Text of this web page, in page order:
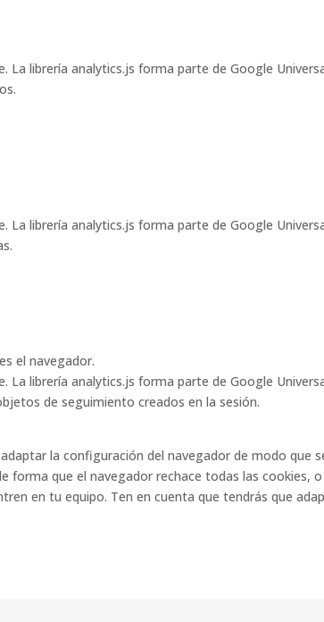
La librería analytics.js forma parte de Google
La librería analytics.js forma parte de Google
el navegador.
La librería analytics.js forma parte de Google
de seguimiento creados en la sesión.
la configuración del navegador de modo que
que el navegador rechace todas las cookies,
en tu equipo. Ten en cuenta que tendrás que